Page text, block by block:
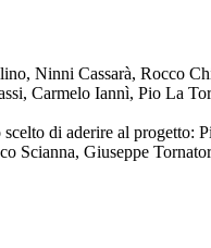
Ninni Cassarà, Rocco
Carmelo Iannì, Pio La
di aderire al
Scianna, Giuseppe